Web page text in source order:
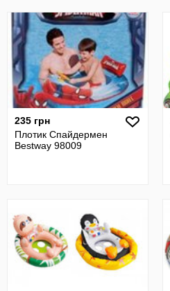
235 грн
Плотик Спайдермен
Bestway 98009